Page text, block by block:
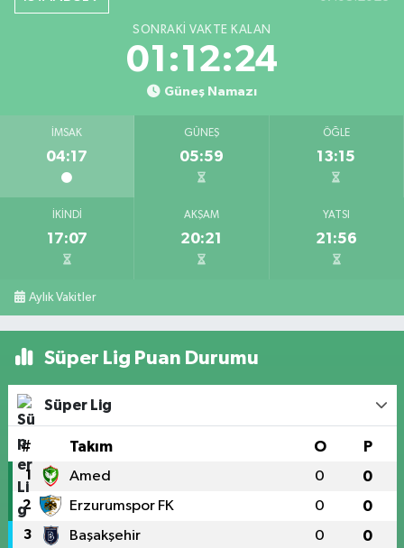
SONRAKI VAKTE KALAN
01:12:24
Güneş Namazı
İMSAK
04:17
GÜNEŞ
05:59
ÖĞLE
13:15
İKINDI
17:07
AKŞAM
20:21
YATSI
21:56
Aylık Vakitler
Süper Lig Puan Durumu
Süper Lig
# Takım O P
1 Amed 0 0
2 Erzurumspor FK 0 0
3 Başakşehir 0 0